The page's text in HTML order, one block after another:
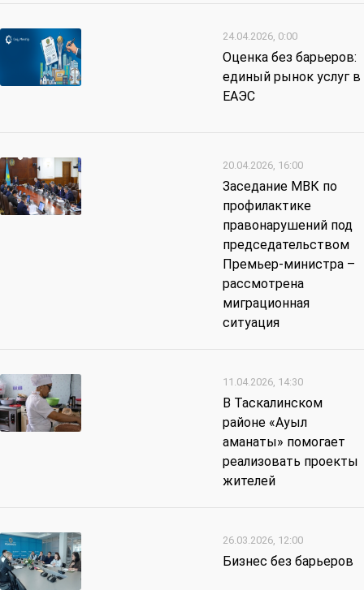
24.04.2026, 0:00
Оценка без барьеров:
единый рынок услуг в
ЕАЭС
20.04.2026, 16:00
Заседание МВК по
профилактике
правонарушений под
председательством
Премьер-министра –
рассмотрена
миграционная
ситуация
11.04.2026, 14:30
В Таскалинском
районе «Ауыл
аманаты» помогает
реализовать проекты
жителей
26.03.2026, 12:00
Бизнес без барьеров